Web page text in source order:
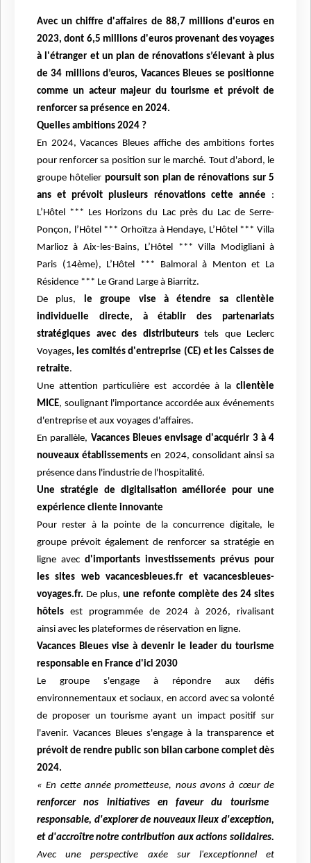
Avec un chiffre d'affaires de 88,7 millions d'euros en
2023, dont 6,5 millions d'euros provenant des voyages
à l'étranger et un plan de rénovations s’élevant à plus
de 34 millions d’euros, Vacances Bleues se positionne
comme un acteur majeur du tourisme et prévoit de
renforcer sa présence en 2024.
Quelles ambitions 2024 ?
En 2024, Vacances Bleues affiche des ambitions fortes
pour renforcer sa position sur le marché. Tout d'abord, le
groupe hôtelier poursuit son plan de rénovations sur 5
ans et prévoit plusieurs rénovations cette année :
L’Hôtel *** Les Horizons du Lac près du Lac de Serre-
Ponçon, l’Hôtel *** Orhoïtza à Hendaye, L’Hôtel *** Villa
Marlioz à Aix-les-Bains, L’Hôtel *** Villa Modigliani à
Paris (14ème), L’Hôtel *** Balmoral à Menton et La
Résidence *** Le Grand Large à Biarritz.
De plus, le groupe vise à étendre sa clientèle
individuelle directe, à établir des partenariats
stratégiques avec des distributeurs tels que Leclerc
Voyages, les comités d'entreprise (CE) et les Caisses de
retraite.
Une attention particulière est accordée à laclientèle
MICE, soulignant l'importance accordée aux événements
d'entreprise et aux voyages d'affaires.
En parallèle, Vacances Bleues envisage d'acquérir 3 à 4
nouveaux établissements en 2024, consolidant ainsi sa
présence dans l'industrie de l'hospitalité.
Une stratégie de digitalisation améliorée pour une
expérience cliente innovante
Pour rester à la pointe de la concurrence digitale, le
groupe prévoit également de renforcer sa stratégie en
ligne avec d'importants investissements prévus pour
les sites web vacancesbleues.fr et vacancesbleues-
voyages.fr. De plus,une refonte complète des 24 sites
hôtels est programmée de 2024 à 2026, rivalisant
ainsi avec les plateformes de réservation en ligne.
Vacances Bleues vise à devenir le leader du tourisme
responsable en France d'ici 2030
Le groupe s'engage à répondre aux défis
environnementaux et sociaux, en accord avec sa volonté
de proposer un tourisme ayant un impact positif sur
l'avenir. Vacances Bleues s'engage à la transparence et
prévoit de rendre public son bilan carbone complet dès
2024.
« En cette année prometteuse, nous avons à cœur de
renforcer nos initiatives en faveur du tourisme
responsable, d'explorer de nouveaux lieux d'exception,
et d'accroître notre contribution aux actions solidaires.
Avec une perspective axée sur l'exceptionnel et